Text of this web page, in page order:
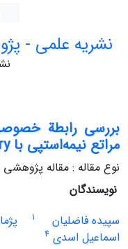
نشریه علمی -
بررسی رابطة
مراتع نیمه‌استپی با Endozoochory
نوع مقاله : مقاله پژوهشی
نویسندگان
سپیده فاضلیان
1
اسماعیل اسدی 4